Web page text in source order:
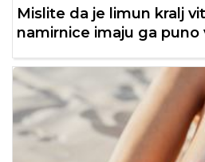
Mislite da je limun kralj
namirnice imaju ga puno